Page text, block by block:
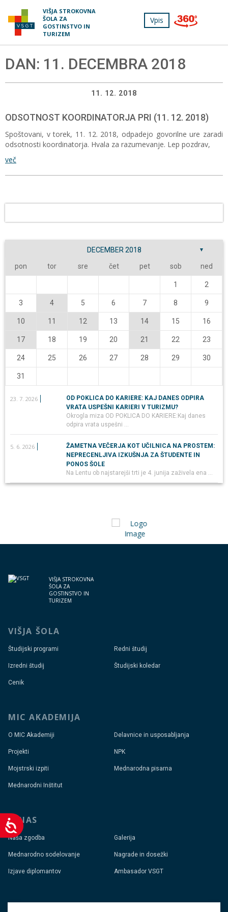
upoštevajte:
To
spletno
mesto
sistem
Dostopnost
VIŠJA STROKOVNA
ŠOLA ZA
GOSTINSTVO IN
TURIZEM
Vpis
DAN: 11. DECEMBRA 2018
11. 12. 2018
ODSOTNOST KOORDINATORJA PRI (11. 12. 2018)
Spoštovani, v torek, 11. 12. 2018, odpadejo govorilne ure zaradi
odsotnosti koordinatorja. Hvala za razumevanje. Lep pozdrav,
več
DECEMBER 2018 ▼
pon tor sre čet pet sob ned
1 2
3 4 5 6 7 8 9
10 11 12 13 14 15 16
17 18 19 20 21 22 23
24 25 26 27 28 29 30
31
OD POKLICA DO KARIERE: KAJ DANES ODPIRA
VRATA USPEŠNI KARIERI V TURIZMU?
23. 7. 2026
Okrogla miza OD POKLICA DO KARIERE:Kaj danes
odpira vrata uspešni …
ŽAMETNA VEČERJA KOT UČILNICA NA PROSTEM:
NEPRECENLJIVA IZKUŠNJA ZA ŠTUDENTE IN
PONOS ŠOLE
5. 6. 2026
Na Lentu ob najstarejši trti je 4. junija zaživela ena …
VIŠJA STROKOVNA
ŠOLA ZA
GOSTINSTVO IN
TURIZEM
VIŠJA ŠOLA
Študijski programi Redni študij
Izredni študij Študijski koledar
Cenik
MIC AKADEMIJA
O MIC Akademiji Delavnice in usposabljanja
Projekti NPK
Mojstrski izpiti Mednarodna pisarna
Mednarodni Inštitut
O NAS
Naša zgodba Galerija
Mednarodno sodelovanje Nagrade in dosežki
Izjave diplomantov Ambasador VSGT
KARIERNI CENTER